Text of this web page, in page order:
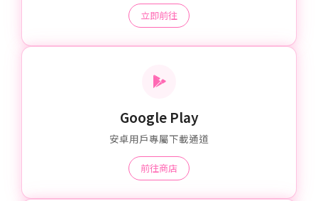
立即前往
Google Play
安卓用戶專屬下載通道
前往商店